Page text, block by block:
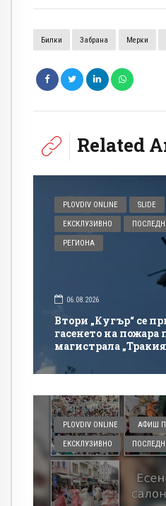
Билки Забрана Мерки
Related
PLOVDIV ONLINE SLIDE
ЕКСКЛУЗИВНО
РЕГИОНА
06.08.2026
Втори „Кугър“ се
гасенето на пожара
магистрала
PLOVDIV ONLINE АФИШ
ЕКСКЛУЗИВНО